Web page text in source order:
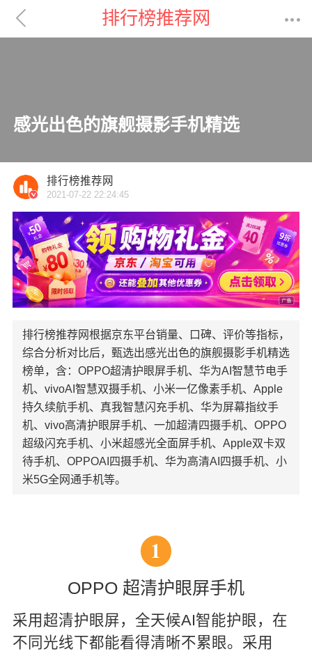
 排行榜推荐网 
感光出色的旗舰摄影手机精选

排行榜推荐网
2021-07-22 22:24:45
排行榜推荐网根据京东平台销量、口碑、评价等指标，
综合分析对比后，甄选出感光出色的旗舰摄影手机精选
榜单，含：OPPO超清护眼屏手机、华为AI智慧节电手
机、vivoAI智慧双摄手机、小米一亿像素手机、Apple
持久续航手机、真我智慧闪充手机、华为屏幕指纹手
机、vivo高清护眼屏手机、一加超清四摄手机、OPPO
超级闪充手机、小米超感光全面屏手机、Apple双卡双
待手机、OPPOAI四摄手机、华为高清AI四摄手机、小
米5G全网通手机等。
1
OPPO 超清护眼屏手机
采用超清护眼屏，全天候AI智能护眼，在
不同光线下都能看得清晰不累眼。采用